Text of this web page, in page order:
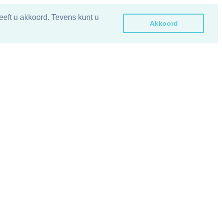
u akkoord. Tevens kunt u
Akkoord